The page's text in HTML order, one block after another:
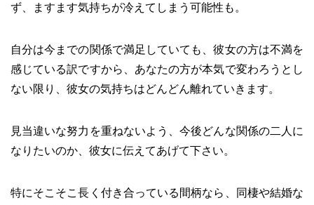
ず、ますます気持ちが冷えてしまう可能性も。
自分は今までの関係で満足していても、彼女の方は不満を
感じている訳ですから、あなたの方が本気で変わろうとし
ない限り、彼女の気持ちはどんどん離れていきます。
見当違いな努力を重ねないよう、今後どんな関係の二人に
なりたいのか、彼女に伝えてあげて下さい。
特にそこそこ長く付き合っている間柄なら、同棲や結婚な